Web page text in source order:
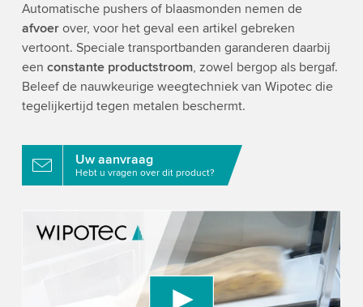
Automatische pushers of blaasmonden nemen de
afvoerover, voor het geval een artikel gebreken
vertoont. Speciale transportbanden garanderen daarbij
een constante productstroom, zowel bergop als bergaf.
Beleef de nauwkeurige weegtechniek van Wipotec die
tegelijkertijd tegen metalen beschermt.
Uw aanvraag
Hebt u vragen over dit product?
We need your consent to load the YouTube
We use a third party service to embed video
content that may collect data about your activity.